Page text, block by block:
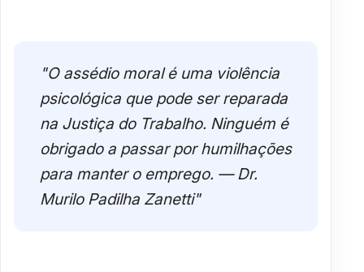
"O assédio moral é uma violência
psicológica que pode ser reparada
na Justiça do Trabalho. Ninguém é
obrigado a passar por humilhações
para manter o emprego. — Dr.
Murilo Padilha Zanetti"